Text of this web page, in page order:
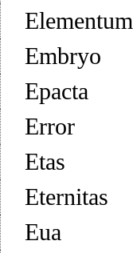
Elementum
Embryo
Epacta
Error
Etas
Eternitas
Eua